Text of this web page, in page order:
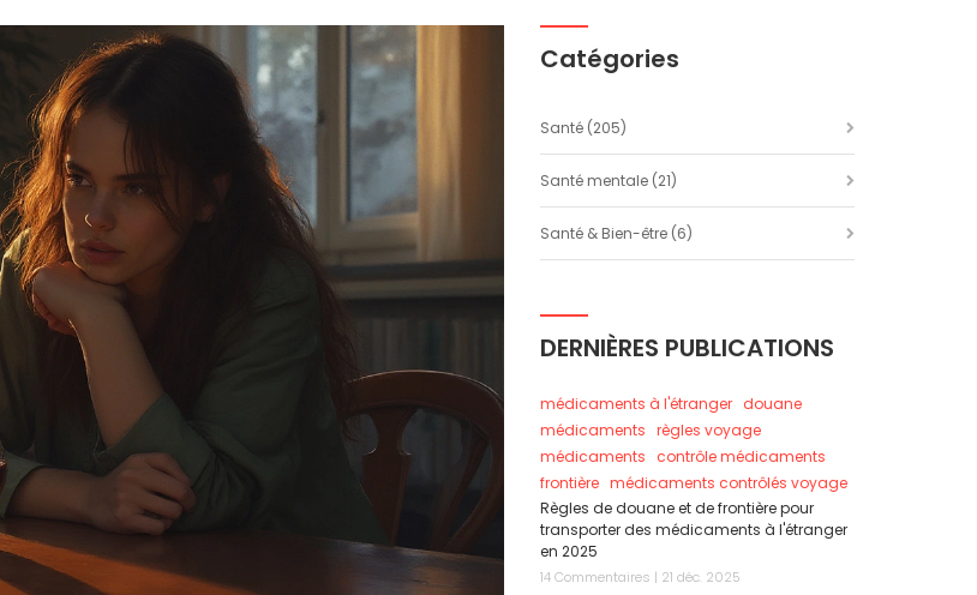
Catégories
Santé (205)
Santé mentale (21)
Santé & Bien-être (6)
DERNIÈRES PUBLICATIONS
médicaments à l'étranger
douane
médicaments règles voyage
médicaments
contrôle médicaments
frontière médicaments contrôlés voyage
Règles de douane et de frontière pour
transporter des médicaments à l'étranger
en 2025
14 Commentaires | 21 déc. 2025